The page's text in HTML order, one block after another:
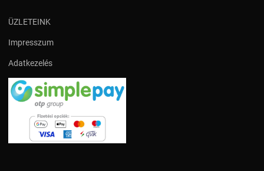
ÜZLETEINK
Impresszum
Adatkezelés